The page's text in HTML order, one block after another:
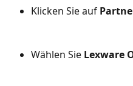
Klicken Sie auf
Wählen Sie Lexware